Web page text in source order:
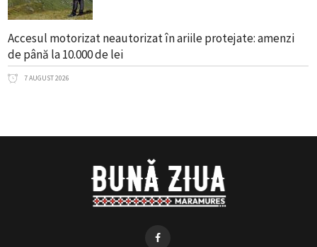
Accesul motorizat neautorizat în ariile protejate: amenzi
de până la 10.000 de lei
7 AUGUST 2026